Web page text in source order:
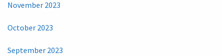
November 2023
October 2023
September 2023